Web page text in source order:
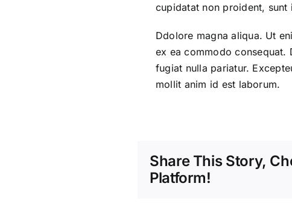
cupidatat non proident,
Ddolore magna aliqua. Ut
ex ea commodo consequat.
fugiat nulla pariatur.
mollit anim id est laborum.
Share This Story,
Platform!